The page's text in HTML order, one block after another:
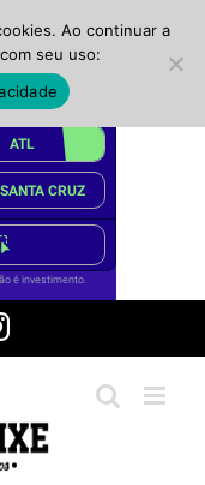
Instagram
Ao continuar a
seu uso: